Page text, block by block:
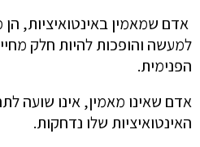
אדם שמאמין באינטואיציות,
למעשה והופכות להיות חלק
הפנימית.
אדם שאינו מאמין, אינו שועה
האינטואיציות שלו נדחקות.